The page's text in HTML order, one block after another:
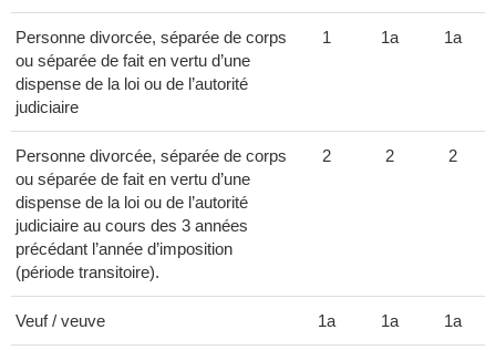
Personne divorcée, séparée de corps
ou séparée de fait en vertu d’une
dispense de la loi ou de l’autorité
judiciaire
1 1a 1a
Personne divorcée, séparée de corps
ou séparée de fait en vertu d’une
dispense de la loi ou de l’autorité
judiciaire au cours des 3 années
précédant l’année d’imposition
(période transitoire).
2 2 2
Veuf / veuve 1a 1a 1a